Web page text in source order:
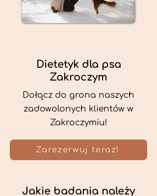
Dietetyk dla psa
Zakroczym
Dołącz do grona naszych
zadowolonych klientów w
Zakroczymiu!
Zarezerwuj teraz!
Jakie badania należy